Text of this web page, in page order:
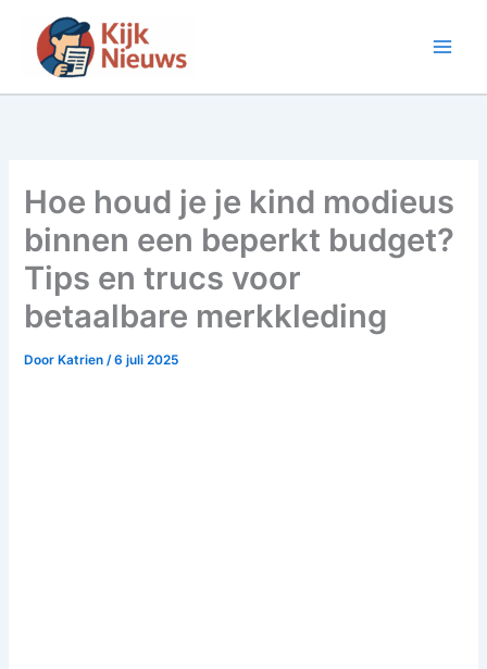
inhoud
Hoe houd je je kind modieus
binnen een beperkt budget?
Tips en trucs voor
betaalbare merkkleding
Door Katrien/6 juli 2025